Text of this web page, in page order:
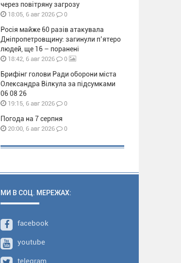
через повітряну загрозу
18:05, 6 авг 2026 0
Росія майже 60 разів атакувала
Дніпропетровщину: загинули п’ятеро
людей, ще 16 – поранені
18:42, 6 авг 2026 0
Брифінг голови Ради оборони міста
Олександра Вілкула за підсумками
06 08 26
19:15, 6 авг 2026 0
Погода на 7 серпня
20:00, 6 авг 2026 0
МИ В СОЦ. МЕРЕЖАХ:
facebook
youtube
telegram